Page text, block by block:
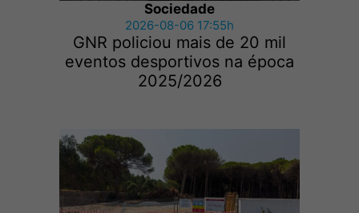
Sociedade
2026-08-06 17:55h
GNR policiou mais de 20 mil
eventos desportivos na época
2025/2026